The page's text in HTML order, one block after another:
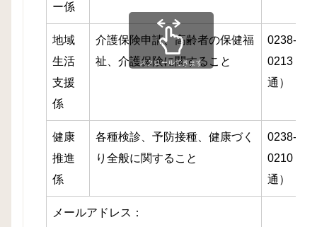
ー係
地域
生活
支援
係
介護保険申請、高齢者の保健福
祉、介護保険に関すること
0238-86-
0213（直
通）
健康
推進
係
各種検診、予防接種、健康づく
り全般に関すること
0238-86-
0210（直
通）
メールアドレス：
スクロールできます